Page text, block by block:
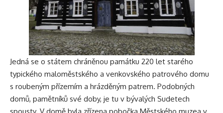
Jedná se o státem chráněnou památku 220 let starého
typického maloměstského a venkovského patrového domu
s roubeným přízemím a hrázděným patrem. Podobných
domů, pamětníků své doby, je tu v bývalých Sudetech